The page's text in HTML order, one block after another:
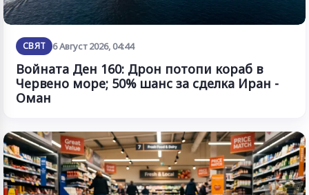
СВЯТ 6 Август 2026, 04:44
Войната Ден 160: Дрон потопи кораб в
Червено море; 50% шанс за сделка Иран -
Оман